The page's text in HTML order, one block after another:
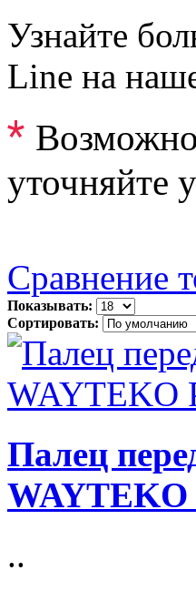
Узнайте
Line на
*
уточняйте
Сравнение
Показывать:
Сортировать:
Палец
..